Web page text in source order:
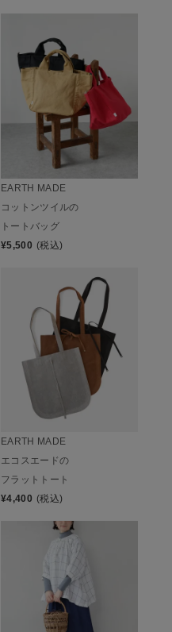
EARTH MADE
コットンツイルの
トートバッグ
¥5,500 (税込)
EARTH MADE
エコスエードの
フラットトート
¥4,400 (税込)